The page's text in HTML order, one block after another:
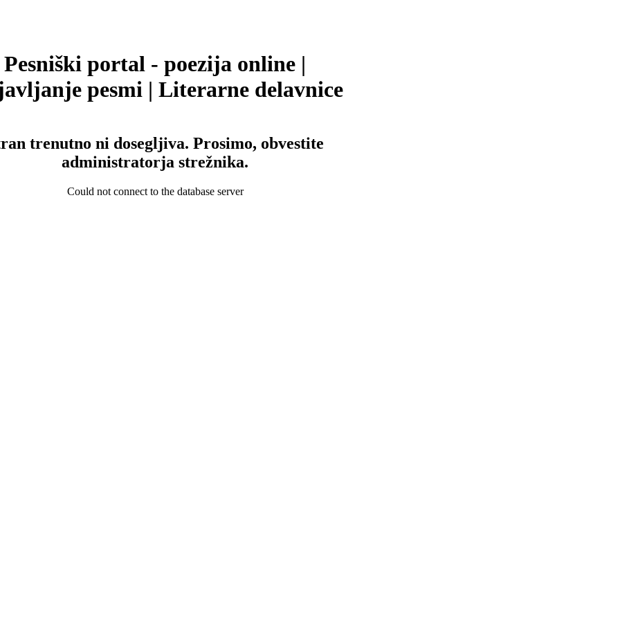
Pesniški portal - poezija online |
pesmi | Literarne delavnice
trenutno ni dosegljiva. Prosimo, obvestite
administratorja strežnika.
Could not connect to the database server